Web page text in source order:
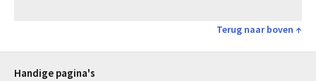
Terug naar boven ↑
Handige pagina's